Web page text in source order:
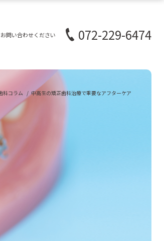
問い合わせください 072-229-6474
科コラム 中高生の矯正歯科治療で重要なアフターケア